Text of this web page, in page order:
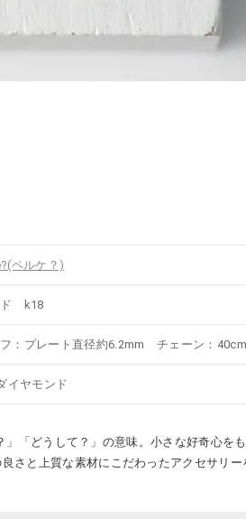
ペルケ？)
ド k18
：プレート直径約6.2mm チェーン：40cm
ヤモンド
「どうして？」の意味。小さな好奇心を
さと上質な素材にこだわったアクセサリー